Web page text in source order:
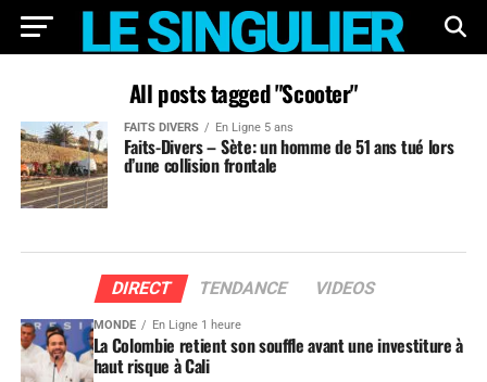
All posts tagged "Scooter"
FAITS DIVERS En Ligne 5 ans
Faits-Divers – Sète: un homme de 51 ans tué lors
d’une collision frontale
DIRECT TENDANCE VIDEOS
MONDE En Ligne 1 heure
La Colombie retient son souffle avant une investiture à
haut risque à Cali